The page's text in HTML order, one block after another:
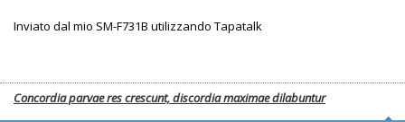
Inviato dal mio SM-F731B utilizzando Tapatalk
Concordia parvae res crescunt, discordia maximae dilabuntur